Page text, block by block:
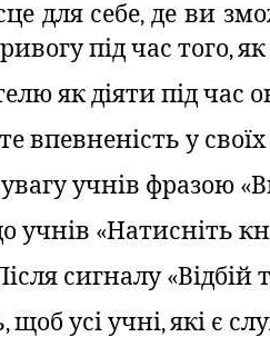
для себе, де ви
під час того,
як діяти під час
впевненість у
учнів фразою
учнів «Натисніть
сигналу
щоб усі учні, які є